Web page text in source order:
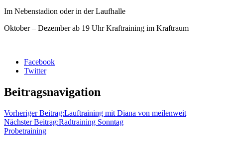
Im Nebenstadion oder in der Laufhalle
Oktober – Dezember ab 19 Uhr Kraftraining im Kraftraum
Facebook
Twitter
Beitragsnavigation
Vorheriger Beitrag:Lauftraining mit Diana von meilenweit
Nächster Beitrag:Radtraining Sonntag
Probetraining